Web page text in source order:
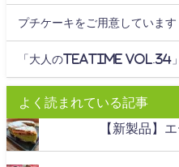
プチケーキをご用意しています
「大人のteatime Vol.34」
よく読まれている記事
【新製品】